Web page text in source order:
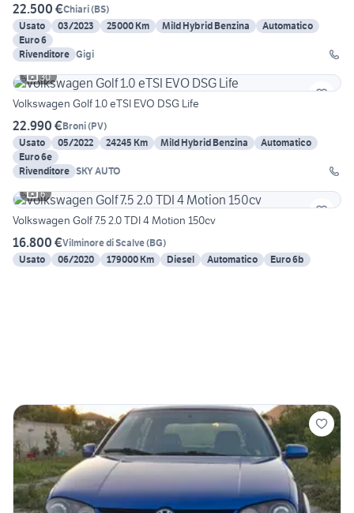
22.500 €Chiari(BS)
Usato
03/2023 25000 Km Mild Hybrid Benzina
Automatico
Euro 6
Rivenditore Gigi
30
Volkswagen Golf 1.0 eTSI EVO DSG Life
22.990 €Broni(PV)
Usato
05/2022 24245 Km Mild Hybrid Benzina
Automatico
Euro 6e
Rivenditore SKY AUTO
6
Volkswagen Golf 7.5 2.0 TDI 4 Motion 150cv
16.800 €Vilminore di Scalve(BG)
Usato
06/2020 179000 Km Diesel Automatico Euro 6b